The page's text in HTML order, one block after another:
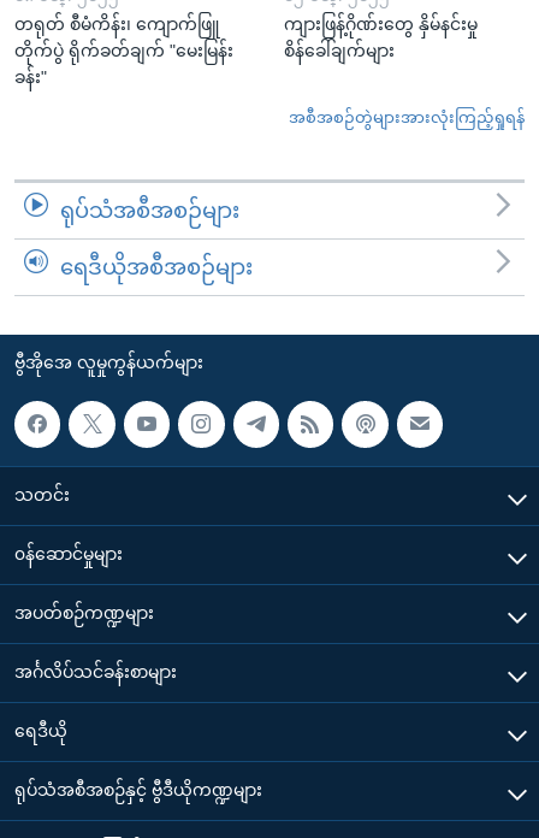
တရုတ် စီမံကိန်း၊ ကျောက်ဖြူ
တိုက်ပွဲ ရိုက်ခတ်ချက် "မေးမြန်း
ခန်း"
ကျားဖြန့်ဂိုဏ်းတွေ နှိမ်နင်းမှု
စိန်ခေါ်ချက်များ
အစီအစဉ်တွဲများအားလုံးကြည့်ရှုရန်
ရုပ်သံအစီအစဉ်များ
ရေဒီယိုအစီအစဉ်များ
ဗွီအိုအေ လူမှုကွန်ယက်များ
သတင်း
၀န်ဆောင်မှုများ
အပတ်စဉ်ကဏ္ဍများ
အင်္ဂလိပ်သင်ခန်းစာများ
ရေဒီယို
ရုပ်သံအစီအစဉ်နှင့် ဗွီဒီယိုကဏ္ဍများ